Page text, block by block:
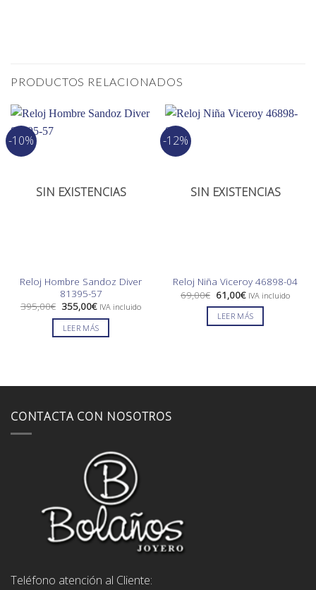
PRODUCTOS RELACIONADOS
-10%
SIN EXISTENCIAS
Reloj Hombre Sandoz Diver
81395-57
395,00€ El
precio
original
era:
395,00€.
355,00€El
precio
actual
es:
355,00€.
IVA incluido
LEER MÁS
-12%
SIN EXISTENCIAS
Reloj Niña Viceroy 46898-04
69,00€ El
precio
original
era:
69,00€.
61,00€El
precio
actual
es:
61,00€.
IVA incluido
LEER MÁS
CONTACTA CON NOSOTROS
Teléfono atención al Cliente: